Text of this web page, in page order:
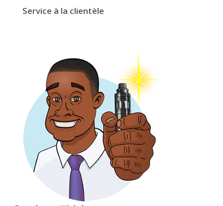
Service à la clientèle